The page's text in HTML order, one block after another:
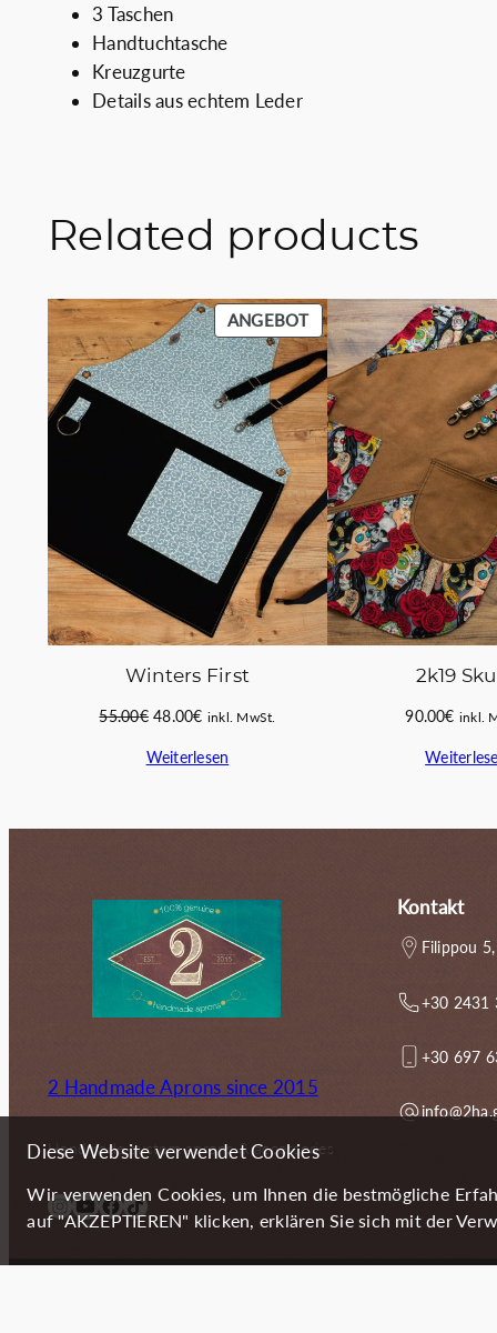
3 Taschen
Handtuchtasche
Kreuzgurte
Details aus echtem Leder
Related products
ANGEBOTPRODUKT
IM
ANGEBOT
Winters First
55.00€ Ursprünglicher
war:
48.00€Aktueller
ist:
inkl. MwSt.
Weiterlesen
2k19
90.00€ inkl.
2 Handmade Aprons since 2015
Handmade custom aprons & accessories
InstagramYouTube Facebook TikTok
Kontakt
Filippou
+30 2431
+30 697
Diese Website verwendet Cookies
Wir verwenden Cookies, um Ihnen die bestmögliche
auf "AKZEPTIEREN" klicken, erklären Sie sich mit der